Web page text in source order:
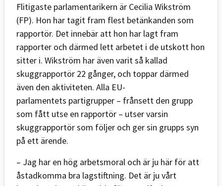
Flitigaste parlamentarikern är Cecilia Wikström
(FP). Hon har tagit fram flest betänkanden som
rapportör. Det innebär att hon har lagt fram
rapporter och därmed lett arbetet i de utskott hon
sitter i. Wikström har även varit så kallad
skuggrapportör 22 gånger, och toppar därmed
även den aktiviteten. Alla EU-
parlamentets partigrupper – frånsett den grupp
som fått utse en rapportör – utser varsin
skuggrapportör som följer och ger sin grupps syn
på ett ärende.
– Jag har en hög arbetsmoral och är ju här för att
åstadkomma bra lagstiftning. Det är ju vårt